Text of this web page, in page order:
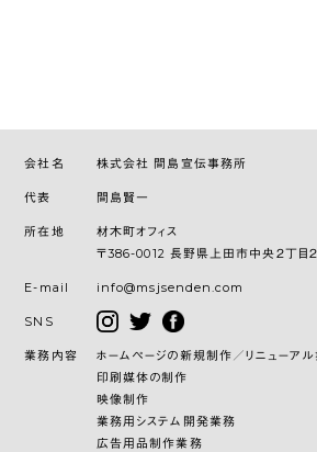
会社名 株式会社 間島宣伝事務所
代表 間島賢一
所在地
材木町オフィス
〒386-0012 長野県上田市中央２丁目２
E-mail info@msjsenden.com
SNS
業務内容
ホームページの新規制作／リニューア
印刷媒体の制作
映像制作
業務用システム開発業務
広告用品制作業務